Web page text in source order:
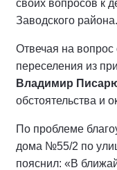
своих вопросов к
Заводского района.
Отвечая на вопрос
переселения из
Владимир
обстоятельства и
По проблеме
дома №55/2 по
пояснил: «В